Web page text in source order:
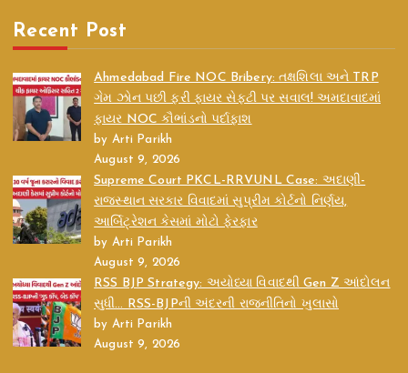
Recent Post
Ahmedabad Fire NOC Bribery: તક્ષશિલા અને TRP
ગેમ ઝોન પછી ફરી ફાયર સેફ્ટી પર સવાલ! અમદાવાદમાં
ફાયર NOC કૌભાંડનો પર્દાફાશ
by Arti Parikh
August 9, 2026
Supreme Court PKCL-RRVUNL Case: અદાણી-
રાજસ્થાન સરકાર વિવાદમાં સુપ્રીમ કોર્ટનો નિર્ણય,
આર્બિટ્રેશન કેસમાં મોટો ફેરફાર
by Arti Parikh
August 9, 2026
RSS BJP Strategy: અયોધ્યા વિવાદથી Gen Z આંદોલન
સુધી… RSS-BJPની અંદરની રાજનીતિનો ખુલાસો
by Arti Parikh
August 9, 2026